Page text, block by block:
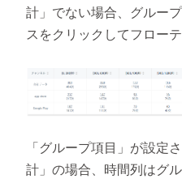
計」でない場合、グルー
スをクリックしてフロー
「グループ項目」が設定
計」の場合、時間列はグ